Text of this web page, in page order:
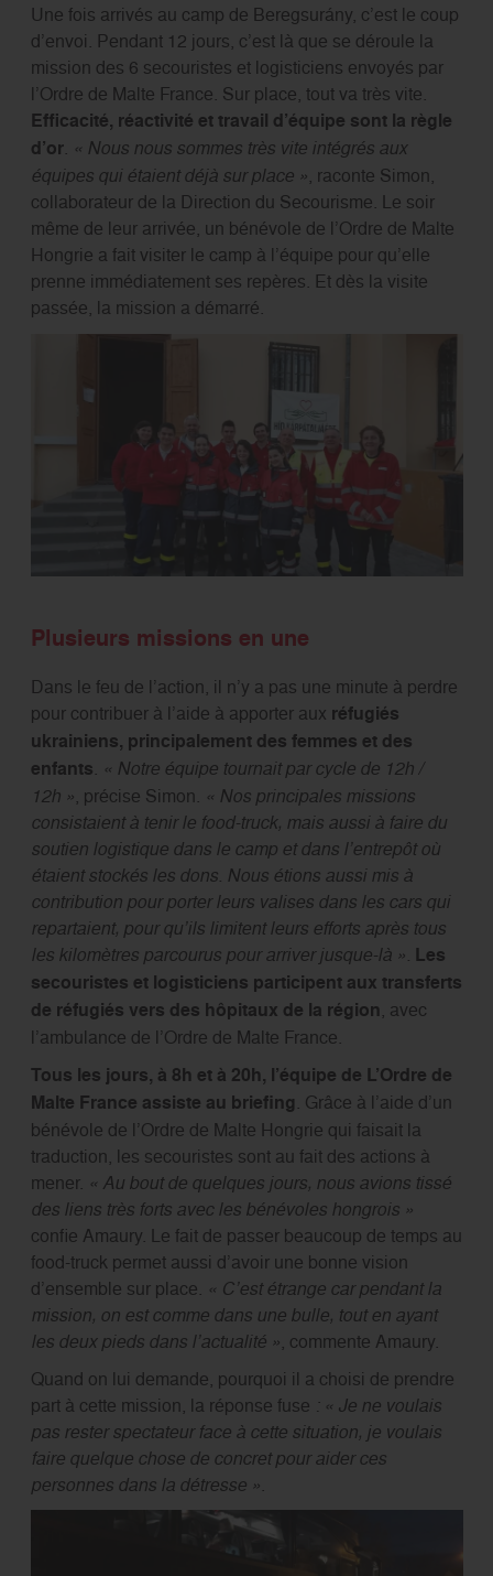
Une fois arrivés au camp de Beregsurány, c’est le coup
d’envoi. Pendant 12 jours, c’est là que se déroule la
mission des 6 secouristes et logisticiens envoyés par
l’Ordre de Malte France. Sur place, tout va très vite.
Efficacité, réactivité et travail d’équipe sont la règle
d’or. « Nous nous sommes très vite intégrés aux
équipes qui étaient déjà sur place », raconte Simon,
collaborateur de la Direction du Secourisme. Le soir
même de leur arrivée, un bénévole de l’Ordre de Malte
Hongrie a fait visiter le camp à l’équipe pour qu’elle
prenne immédiatement ses repères. Et dès la visite
passée, la mission a démarré.
Plusieurs missions en une
Dans le feu de l’action, il n’y a pas une minute à perdre
pour contribuer à l’aide à apporter aux réfugiés
ukrainiens, principalement des femmes et des
enfants. « Notre équipe tournait par cycle de 12h /
12h », précise Simon. « Nos principales missions
consistaient à tenir le food-truck, mais aussi à faire du
soutien logistique dans le camp et dans l’entrepôt où
étaient stockés les dons. Nous étions aussi mis à
contribution pour porter leurs valises dans les cars qui
repartaient, pour qu’ils limitent leurs efforts après tous
les kilomètres parcourus pour arriver jusque-là ». Les
secouristes et logisticiens participent aux transferts
de réfugiés vers des hôpitaux de la région, avec
l’ambulance de l’Ordre de Malte France.
Tous les jours, à 8h et à 20h, l’équipe de L’Ordre de
Malte France assiste au briefing. Grâce à l’aide d’un
bénévole de l’Ordre de Malte Hongrie qui faisait la
traduction, les secouristes sont au fait des actions à
mener. « Au bout de quelques jours, nous avions tissé
des liens très forts avec les bénévoles hongrois »
confie Amaury. Le fait de passer beaucoup de temps au
food-truck permet aussi d’avoir une bonne vision
d’ensemble sur place. « C’est étrange car pendant la
mission, on est comme dans une bulle, tout en ayant
les deux pieds dans l’actualité », commente Amaury.
Quand on lui demande, pourquoi il a choisi de prendre
part à cette mission, la réponse fuse : « Je ne voulais
pas rester spectateur face à cette situation, je voulais
faire quelque chose de concret pour aider ces
personnes dans la détresse ».